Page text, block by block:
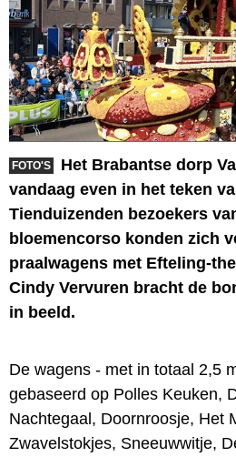
FOTO'S
Het Brabantse dorp
vandaag even in het teken
Tienduizenden bezoekers
bloemencorso konden zich
praalwagens met Efteling-
Cindy Vervuren bracht de
in beeld.
De wagens - met in totaal 2,5
gebaseerd op Polles Keuken,
Nachtegaal, Doornroosje, Het
Zwavelstokjes, Sneeuwwitje,